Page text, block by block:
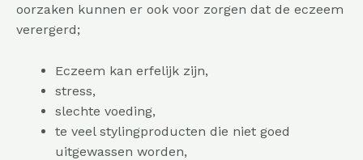
oorzaken kunnen er ook voor zorgen dat de eczeem
verergerd;
Eczeem kan erfelijk zijn,
stress,
slechte voeding,
te veel stylingproducten die niet goed
uitgewassen worden,